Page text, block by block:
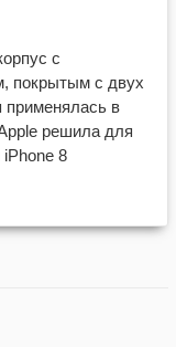
с
покрытым с двух
применялась в
решила для
8